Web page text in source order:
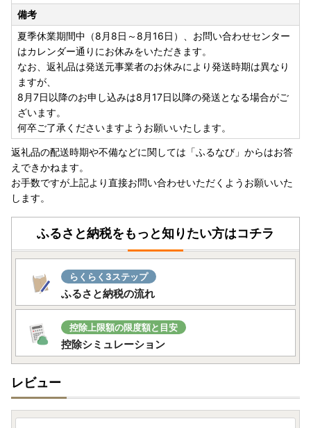
・お申し込みからお届けまでの期間は返礼品により異なりま
す。対象の返礼品ページにてご確認ください。
・年末年始等の繁忙期やGW等の長期休暇の際は返礼品ペー
ジ記載の納期よりもお日にちをいただく場合がございます。
・お申し込みのタイミングや返礼品により、配送日指定のご
希望をいただいても承れない場合がございます。
・宛所不明の場合には、配送形態などにより、お電話やメー
ルなどでの事前確認がないまま返送となってしまう可能性も
ございます。お申し込み前に必ずお間違いがないか確認をお
願いします。
・長期ご不在や宛所不明など寄附者様のご都合でお品物が返
送となった場合、再送は承ることができません。
【寄附金受領証明書/ワンストップ特例申請書類の送付につ
いて】
寄附金受領証明書は、後日当市より普通郵便にて発送いたし
ワンストップ特例申請を「希望しない」とされた場合には、
圧着ハガキにて発送いたします。
※寄附金受領証明書等とお礼の品については、別送となりま
す。
※書類の発送は、お届けまでに３週間程度かかる場合があり
ます。
る方にのみ、寄附金受領証明書と併せて送付いたします。
備考
夏季休業期間中（8月8日～8月16日）、お問い合わせセンター
はカレンダー通りにお休みをいただきます。
なお、返礼品は発送元事業者のお休みにより発送時期は異なり
ますが、
8月7日以降のお申し込みは8月17日以降の発送となる場合がご
ざいます。
何卒ご了承くださいますようお願いいたします。
返礼品の配送時期や不備などに関しては「ふるなび」からはお答
えできかねます。
お手数ですが上記より直接お問い合わせいただくようお願いいた
します。
ふるさと納税をもっと知りたい方はコチラ
らくらく3ステップ
ふるさと納税の流れ
控除上限額の限度額と目安
控除シミュレーション
レビュー